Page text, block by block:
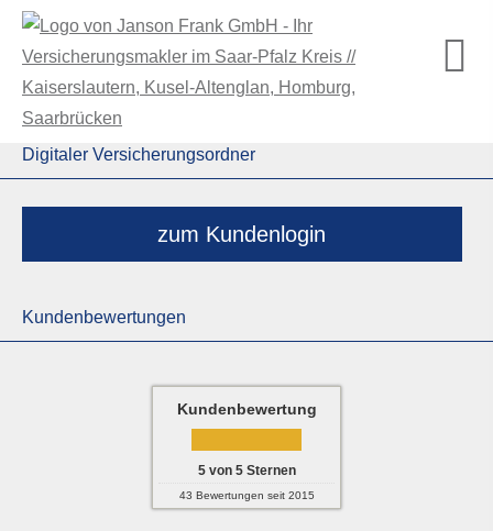
Digitaler Versicherungsordner
zum Kundenlogin
Kundenbewertungen
Kundenbewertung
5von 5Sternen
43 Bewertungen seit 2015